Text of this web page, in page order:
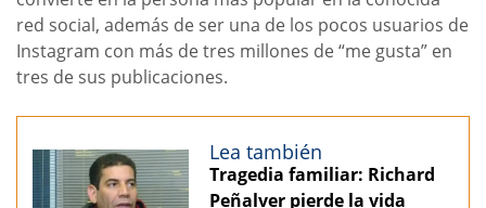
red social, además de ser una de los pocos usuarios de
Instagram con más de tres millones de “me gusta” en
tres de sus publicaciones.
Lea también
Tragedia familiar: Richard
Peñalver pierde la vida